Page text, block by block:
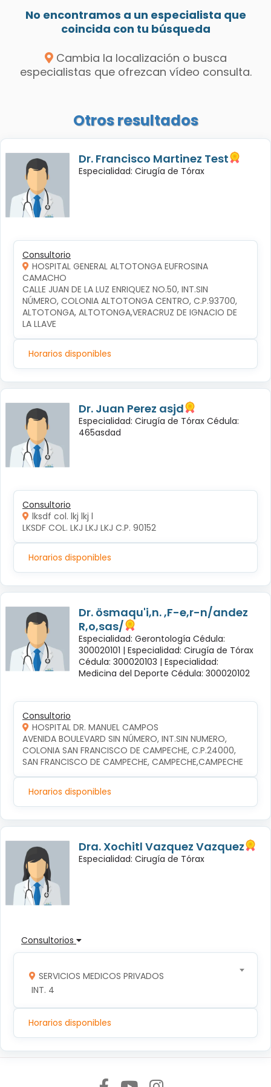
No encontramos a un especialista que
coincida con tu búsqueda
Cambia la localización o busca
especialistas que ofrezcan vídeo consulta.
Otros resultados
Dr. Francisco Martinez Test
Especialidad: Cirugía de Tórax
Consultorio
HOSPITAL GENERAL ALTOTONGA EUFROSINA
CAMACHO
CALLE JUAN DE LA LUZ ENRIQUEZ NO.50, INT.SIN
NÚMERO, COLONIA ALTOTONGA CENTRO, C.P.93700,
ALTOTONGA, ALTOTONGA,VERACRUZ DE IGNACIO DE
LA LLAVE
Horarios disponibles
Dr. Juan Perez asjd
Especialidad: Cirugía de Tórax Cédula:
465asdad
Consultorio
lksdf col. lkj lkj l
LKSDF COL. LKJ LKJ LKJ C.P. 90152
Horarios disponibles
Dr. ösmaqu'i,n. ,F-e,r-n/andez
R,o,sas/
Especialidad: Gerontología Cédula:
300020101 | Especialidad: Cirugía de Tórax
Cédula: 300020103 | Especialidad:
Medicina del Deporte Cédula: 300020102
Consultorio
HOSPITAL DR. MANUEL CAMPOS
AVENIDA BOULEVARD SIN NÚMERO, INT.SIN NUMERO,
COLONIA SAN FRANCISCO DE CAMPECHE, C.P.24000,
SAN FRANCISCO DE CAMPECHE, CAMPECHE,CAMPECHE
Horarios disponibles
Dra. Xochitl Vazquez Vazquez
Especialidad: Cirugía de Tórax
Consultorios
SERVICIOS MEDICOS PRIVADOS
INT. 4
Horarios disponibles